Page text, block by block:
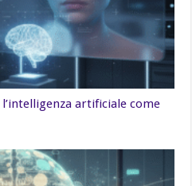
artificiale come